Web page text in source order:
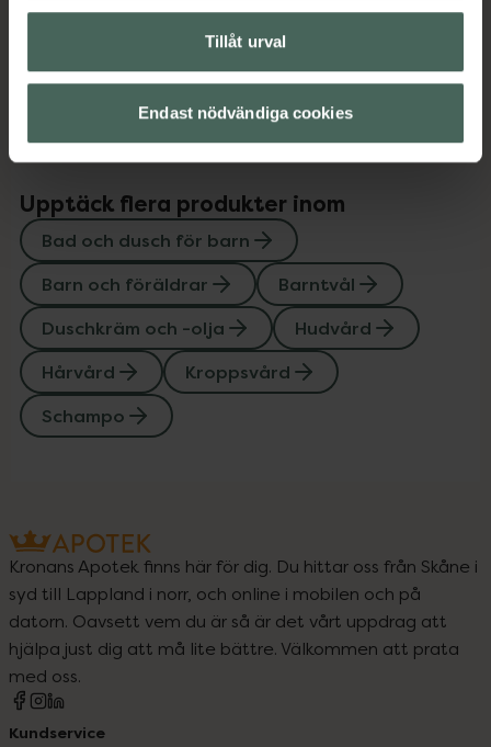
Tillåt urval
Endast nödvändiga cookies
Innehåll Visa
Instruktioner Visa
Upptäck flera produkter inom
Bad och dusch för barn
Barn och föräldrar
Barntvål
Duschkräm och -olja
Hudvård
Hårvård
Kroppsvård
Schampo
Kronans Apotek finns här för dig. Du hittar oss från Skåne i
syd till Lappland i norr, och online i mobilen och på
datorn. Oavsett vem du är så är det vårt uppdrag att
hjälpa just dig att må lite bättre. Välkommen att prata
med oss.
Kundservice